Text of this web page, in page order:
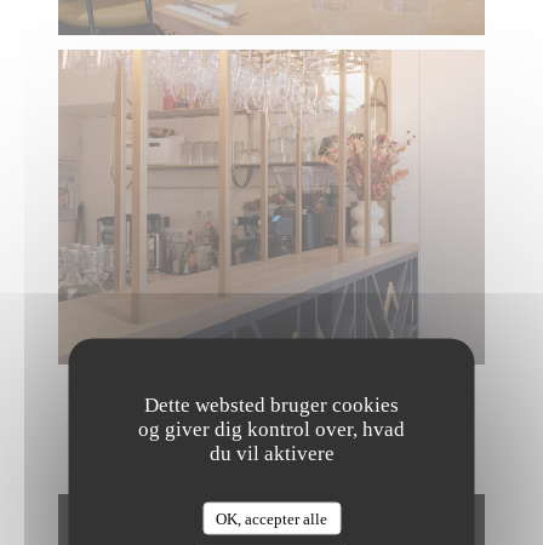
Dette websted bruger cookies
og giver dig kontrol over, hvad
du vil aktivere
OK, accepter alle
NOS CRÉATIONS
The Friendly Kitchen